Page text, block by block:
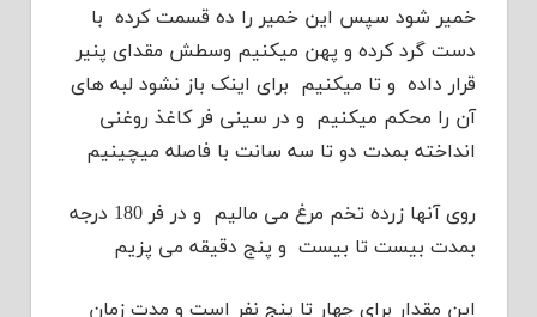
خمیر شود سپس این خمیر را ده قسمت کرده با
دست گرد کرده و پهن میکنیم وسطش مقدای پنیر
قرار داده و تا میکنیم برای اینک باز نشود لبه های
آن را محکم میکنیم و در سینی فر کاغذ روغنی
انداخته بمدت دو تا سه سانت با فاصله میچینیم
روی آنها زرده تخم مرغ می مالیم و در فر 180 درجه
بمدت بیست تا بیست و پنج دقیقه می پزیم
این مقدار برای چهار تا پنج نفر است و مدت زمان